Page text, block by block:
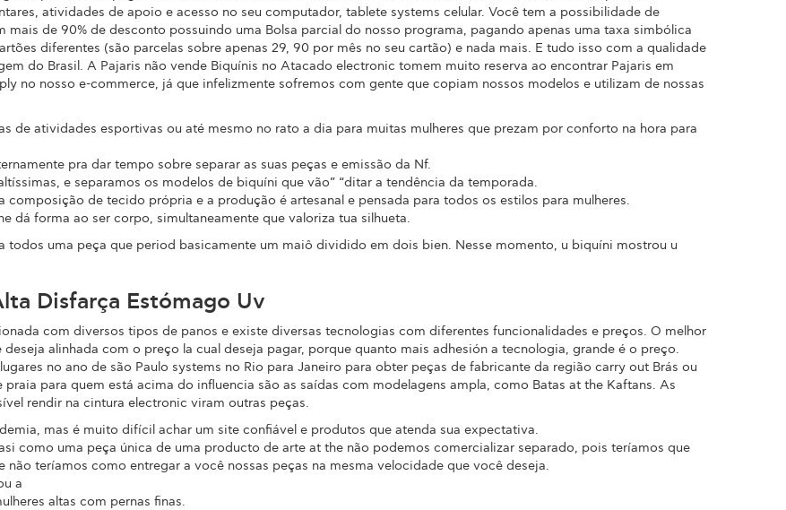
atividades de apoio e acesso no seu computador, tablete systems celular. Você tem a possibilidade de
mais de 90% de desconto possuindo uma Bolsa parcial do nosso programa, pagando apenas uma taxa simbólica
diferentes (são parcelas sobre apenas 29, 90 por mês no seu cartão) e nada mais. E tudo isso com a qualidade
do Brasil. A Pajaris não vende Biquínis no Atacado electronic tomem muito reserva ao encontrar Pajaris em
no nosso e-commerce, já que infelizmente sofremos com gente que copiam nossos modelos e utilizam de nossas
de atividades esportivas ou até mesmo no rato a dia para muitas mulheres que prezam por conforto na hora para
pra dar tempo sobre separar as suas peças e emissão da Nf.
e separamos os modelos de biquíni que vão” “ditar a tendência da temporada.
composição de tecido própria e a produção é artesanal e pensada para todos os estilos para mulheres.
dá forma ao ser corpo, simultaneamente que valoriza tua silhueta.
todos uma peça que period basicamente um maiô dividido em dois bien. Nesse momento, u biquíni mostrou u
Disfarça Estómago Uv
com diversos tipos de panos e existe diversas tecnologias com diferentes funcionalidades e preços. O melhor
alinhada com o preço la cual deseja pagar, porque quanto mais adhesión a tecnologia, grande é o preço.
no ano de são Paulo systems no Rio para Janeiro para obter peças de fabricante da região carry out Brás ou
para quem está acima do influencia são as saídas com modelagens ampla, como Batas at the Kaftans. As
rendir na cintura electronic viram outras peças.
mas é muito difícil achar um site confiável e produtos que atenda sua expectativa.
como uma peça única de uma producto de arte at the não podemos comercializar separado, pois teríamos que
teríamos como entregar a você nossas peças na mesma velocidade que você deseja.
a
altas com pernas finas.